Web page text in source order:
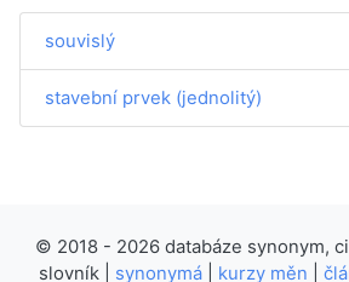
souvislý
stavební prvek (jednolitý)
© 2018 - 2026 databáze synonym,
slovník | synonymá kurzy měn